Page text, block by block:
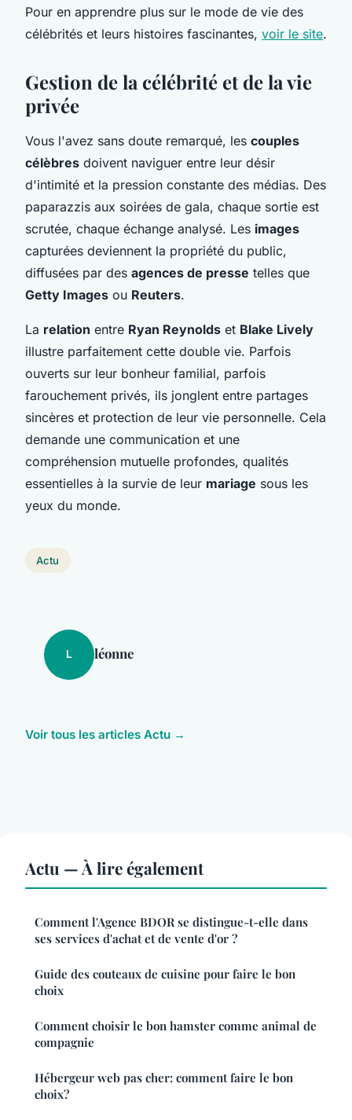
Pour en apprendre plus sur le mode de vie des
célébrités et leurs histoires fascinantes, voir le site.
Gestion de la célébrité et de la vie
privée
Vous l'avez sans doute remarqué, les couples
célèbres doivent naviguer entre leur désir
d'intimité et la pression constante des médias. Des
paparazzis aux soirées de gala, chaque sortie est
scrutée, chaque échange analysé. Les images
capturées deviennent la propriété du public,
diffusées par des agences de presse telles que
Getty Images ou Reuters.
La relation entre Ryan Reynolds et Blake Lively
illustre parfaitement cette double vie. Parfois
ouverts sur leur bonheur familial, parfois
farouchement privés, ils jonglent entre partages
sincères et protection de leur vie personnelle. Cela
demande une communication et une
compréhension mutuelle profondes, qualités
essentielles à la survie de leur mariage sous les
yeux du monde.
Actu
L léonne
Voir tous les articles Actu →
Actu — À lire également
Comment l'Agence BDOR se distingue-t-elle dans
ses services d'achat et de vente d'or ?
Guide des couteaux de cuisine pour faire le bon
choix
Comment choisir le bon hamster comme animal de
compagnie
Hébergeur web pas cher: comment faire le bon
choix?